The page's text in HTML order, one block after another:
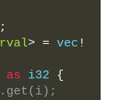
> = vec !
as i32 {